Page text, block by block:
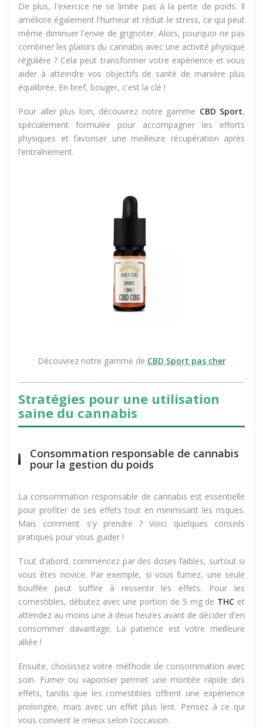
De plus, l'exercice ne se limite pas à la perte de poids. Il
améliore également l'humeur et réduit le stress, ce qui peut
même diminuer l'envie de grignoter. Alors, pourquoi ne pas
combiner les plaisirs du cannabis avec une activité physique
régulière ? Cela peut transformer votre expérience et vous
aider à atteindre vos objectifs de santé de manière plus
équilibrée. En bref, bouger, c'est la clé !
Pour aller plus loin, découvrez notre gamme CBD Sport,
spécialement formulée pour accompagner les efforts
physiques et favoriser une meilleure récupération après
l’entraînement.
Découvrez notre gamme de CBD Sport pas cher
Stratégies pour une utilisation
saine du cannabis
Consommation responsable de cannabis
pour la gestion du poids
La consommation responsable de cannabis est essentielle
pour profiter de ses effets tout en minimisant les risques.
Mais comment s'y prendre ? Voici quelques conseils
pratiques pour vous guider !
Tout d'abord, commencez par des doses faibles, surtout si
vous êtes novice. Par exemple, si vous fumez, une seule
bouffée peut suffire à ressentir les effets. Pour les
comestibles, débutez avec une portion de 5 mg de THC et
attendez au moins une à deux heures avant de décider d'en
consommer davantage. La patience est votre meilleure
alliée !
Ensuite, choisissez votre méthode de consommation avec
soin. Fumer ou vaporiser permet une montée rapide des
effets, tandis que les comestibles offrent une expérience
prolongée, mais avec un effet plus lent. Pensez à ce qui
vous convient le mieux selon l'occasion.